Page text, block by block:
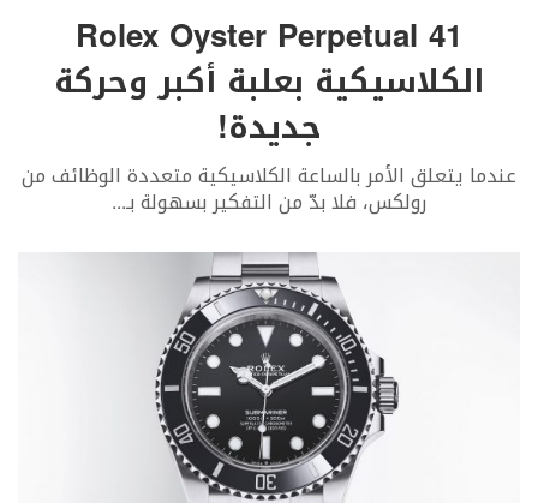
Rolex Oyster Perpetual 41
الكلاسيكية بعلبة أكبر وحركة
جديدة!
عندما يتعلق الأمر بالساعة الكلاسيكية متعددة الوظائف من
رولكس، فلا بدّ من التفكير بسهولة بـ...